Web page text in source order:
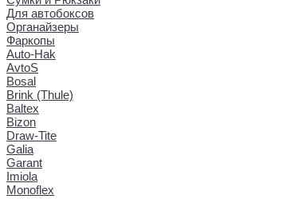
Для автобоксов
Органайзеры
Фаркопы
Auto-Hak
AvtoS
Bosal
Brink (Thule)
Baltex
Bizon
Draw-Tite
Galia
Garant
Imiola
Monoflex